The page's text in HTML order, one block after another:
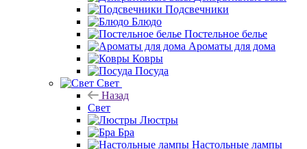
Подсвечники
Блюдо
Постельное белье
Ароматы для дома
Ковры
Посуда
Свет
Назад
Свет
Люстры
Бра
Настольные лампы